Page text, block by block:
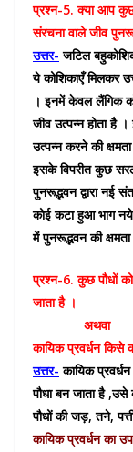
प्रश्न-5. क्या आप
संरचना वाले जीव
उत्तर- जटिल
ये कोशिकाएँ मिलकर
। इनमें केवल लैंगिक
जीव उत्पन्न होता है
उत्पन्न करने की
इसके विपरीत कुछ
पुनरूद्भवन द्वारा नई
कोई कटा हुआ भाग नये
में पुनरूद्भवन की
प्रश्न-6. कुछ पौधों
जाता है ।
अथवा
कायिक प्रवर्धन किसे
उत्तर- कायिक
पौधा बन जाता है
पौधों की जड़, तने,
कायिक प्रवर्धन का